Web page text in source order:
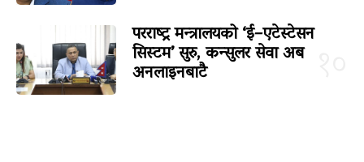
परराष्ट्र मन्त्रालयको ‘ई–एटेस्टेसन
सिस्टम’ सुरु, कन्सुलर सेवा अब
अनलाइनबाटै